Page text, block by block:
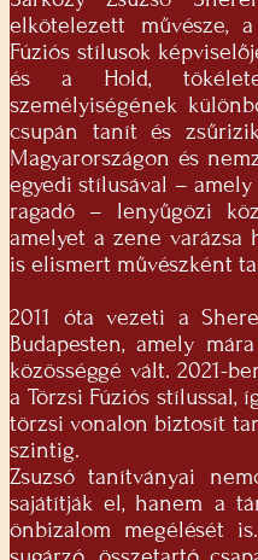
elkötelezett művésze,
Fúziós stílusok
és a Hold,
személyiségének
csupán tanít és
Magyarországon és
egyedi stílusával –
ragadó – lenyűgözi
amelyet a zene varázsa
is elismert művészként
2011 óta vezeti a
Budapesten, amely
közösséggé vált. 2021-
a Törzsi Fúziós stílussal,
törzsi vonalon biztosít
szintig.
Zsuzsó tanítványai
sajátítják el, hanem a
önbizalom megélését